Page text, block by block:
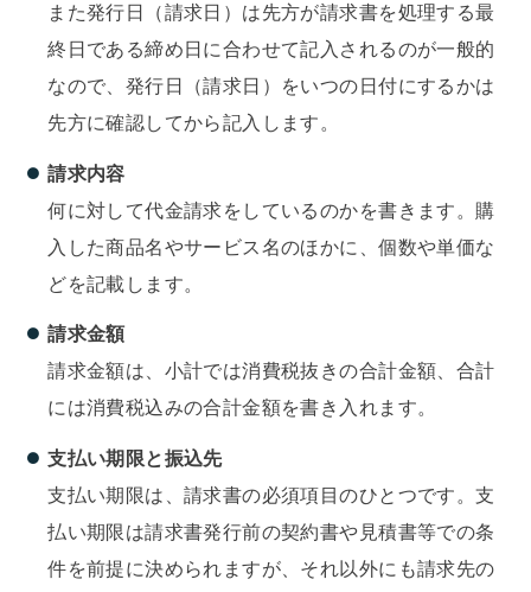
また発行日（請求日）は先方が請求書を処理する最
終日である締め日に合わせて記入されるのが一般的
なので、発行日（請求日）をいつの日付にするかは
先方に確認してから記入します。
請求内容
何に対して代金請求をしているのかを書きます。購
入した商品名やサービス名のほかに、個数や単価な
どを記載します。
請求金額
請求金額は、小計では消費税抜きの合計金額、合計
には消費税込みの合計金額を書き入れます。
支払い期限と振込先
支払い期限は、請求書の必須項目のひとつです。支
払い期限は請求書発行前の契約書や見積書等での条
件を前提に決められますが、それ以外にも請求先の